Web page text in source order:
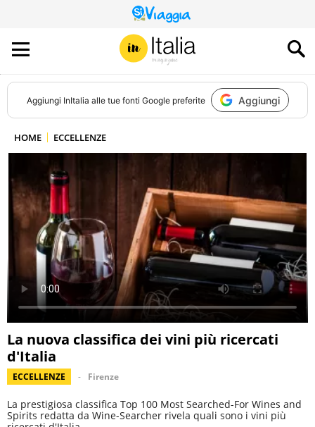
QUESTO
SITO
CONTRIBUISCE
ALL’AUDIENCE
DI
Aggiungi InItalia alle tue fonti Google preferite Aggiungi
HOME ECCELLENZE
La nuova classifica dei vini più ricercati
d'Italia
ECCELLENZE Firenze
La prestigiosa classifica Top 100 Most Searched-For Wines and
Spirits redatta da Wine-Searcher rivela quali sono i vini più